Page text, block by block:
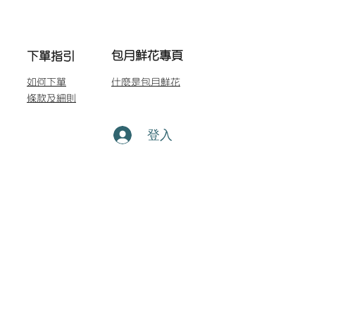
下單指引 包月鮮花專頁
如何下單
條款及細則
什麼是包月鮮花
登入